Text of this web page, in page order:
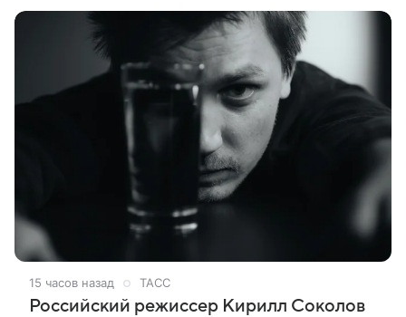
15 часов назад ТАСС
Российский режиссер Кирилл Соколов